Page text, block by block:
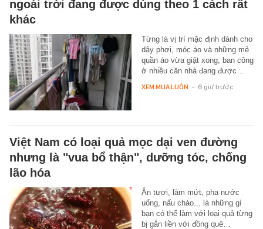
ngoài trời đang được dùng theo 1 cách rất
khác
Từng là vị trí mặc định dành cho
dây phơi, móc áo và những mẻ
quần áo vừa giặt xong, ban công
ở nhiều căn nhà đang được…
XEM MUA LUÔN - 6 giờ trước
Việt Nam có loại quả mọc dại ven đường
nhưng là "vua bổ thận", dưỡng tóc, chống
lão hóa
Ăn tươi, làm mứt, pha nước
uống, nấu cháo... là những gì
bạn có thể làm với loại quả từng
bị gắn liền với đồng quê…